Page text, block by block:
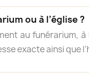
ou à l’église ?
au funérarium,
exacte ainsi que